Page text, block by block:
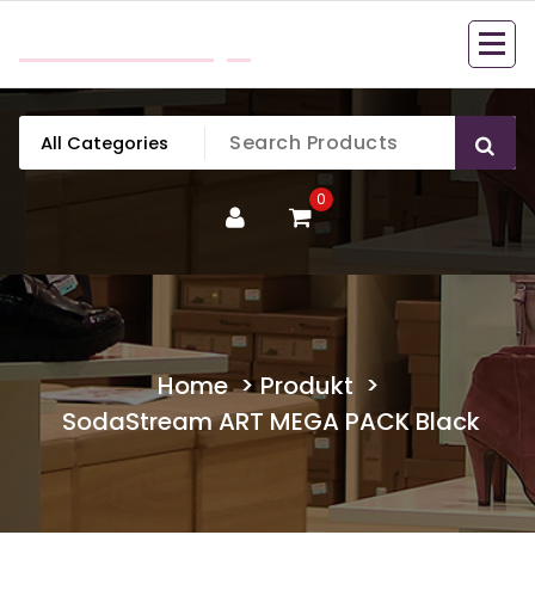
content
0
Home>Produkt >
SodaStream ART MEGA PACK Black